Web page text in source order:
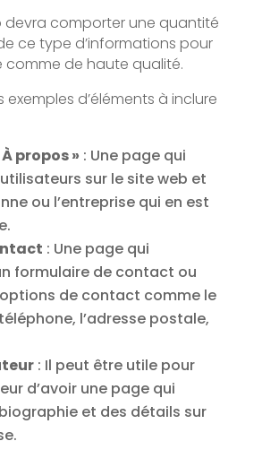
devra comporter une quantité
ce type d’informations pour
comme de haute qualité.
d’éléments à inclure
propos » : Une page qui
sur le site web et
ou l’entreprise qui en est
: Une page qui
formulaire de contact ou
de contact comme le
l’adresse postale,
: Il peut être utile pour
d’avoir une page qui
et des détails sur